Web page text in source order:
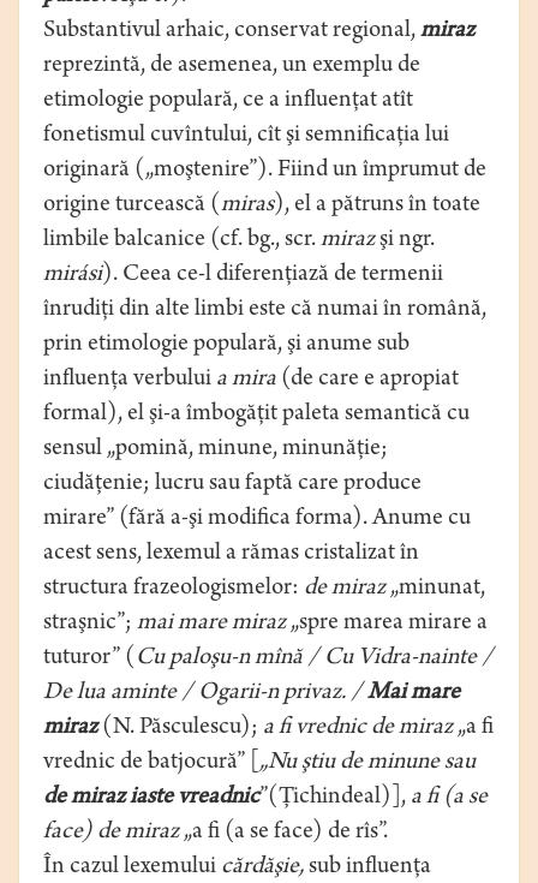
Substantivul arhaic, conservat regional,miraz
reprezintă, de asemenea, un exemplu de
etimologie populară, ce a influenţat atît
fonetismul cuvîntului, cît şi semnificaţia lui
originară („moştenire”). Fiind un împrumut de
origine turcească (miras), el a pătruns în toate
limbile balcanice (cf. bg., scr.mirazşi ngr.
mirási). Ceea ce-l diferenţiază de termenii
înrudiţi din alte limbi este că numai în română,
prin etimologie populară, şi anume sub
influenţa verbului a mira (de care e apropiat
formal), el şi-a îmbogăţit paleta semantică cu
sensul „pomină, minune, minunăţie;
ciudăţenie; lucru sau faptă care produce
mirare” (fără a-şi modifica forma). Anume cu
acest sens, lexemul a rămas cristalizat în
structura frazeologismelor: de miraz„minunat,
straşnic”; mai mare miraz„spre marea mirare a
tuturor” ( Cu paloşu-n mînă / Cu Vidra-nainte /
De lua aminte / Ogarii-n privaz. /Mai mare
miraz(N. Păsculescu); a fi vrednic de miraz„a fi
vrednic de batjocură” [„Nu ştiu de minune sau
de miraz iaste vreadnic”(Ţichindeal)], a fi (a se
face) de miraz„a fi (a se face) de rîs”.
În cazul lexemului cărdăşie,sub influenţa